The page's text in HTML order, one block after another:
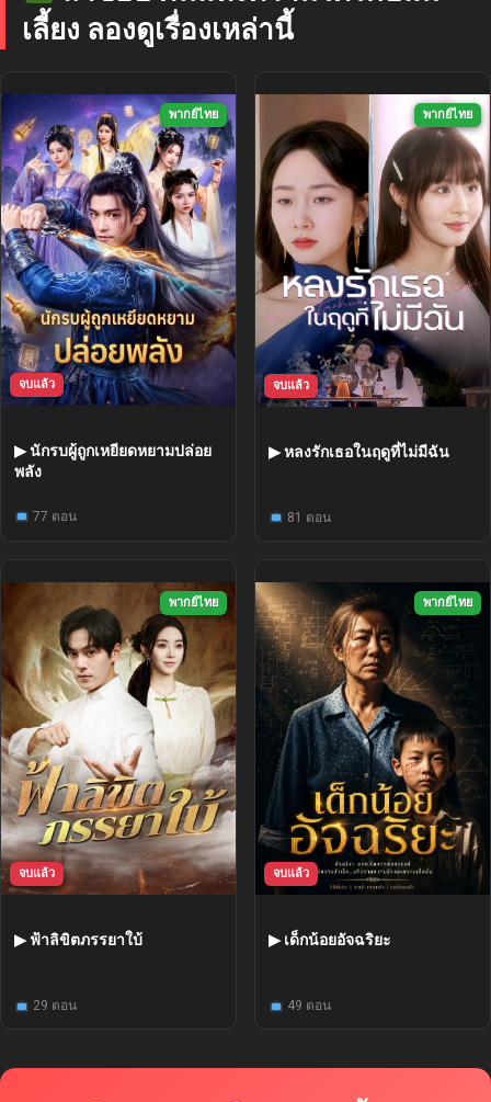
เลี้ยง ลองดูเรื่องเหล่านี้
พากย์ไทย
จบแล้ว
▶ นักรบผู้ถูกเหยียดหยามปล่อย
พลัง
77 ตอน
พากย์ไทย
จบแล้ว
▶ หลงรักเธอในฤดูที่ไม่มีฉัน
81 ตอน
พากย์ไทย
จบแล้ว
▶ ฟ้าลิขิตภรรยาใบ้
29 ตอน
พากย์ไทย
จบแล้ว
▶ เด็กน้อยอัจฉริยะ
49 ตอน